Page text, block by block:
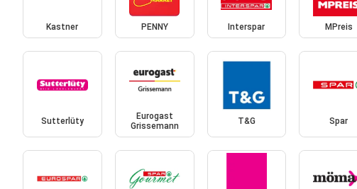
Kastner PENNY Interspar MPreis
Sutterlüty
Eurogast
Grissemann
T&G Spar